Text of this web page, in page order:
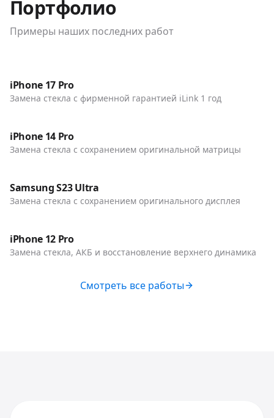
Портфолио
Примеры наших последних работ
Телефоны
iPhone 17 Pro
Замена стекла с фирменной гарантией iLink 1 год
Телефоны
До / После
iPhone 14 Pro
Замена стекла с сохранением оригинальной матрицы
Телефоны
До / После
Samsung S23 Ultra
Замена стекла с сохранением оригинального дисплея
Телефоны
До / После
iPhone 12 Pro
Замена стекла, АКБ и восстановление верхнего динамика
Смотреть все работы